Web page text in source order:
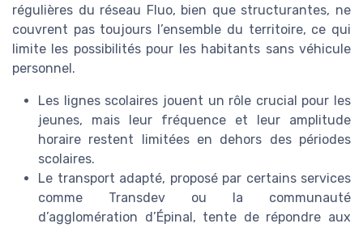
régulières du réseau Fluo, bien que structurantes, ne
couvrent pas toujours l’ensemble du territoire, ce qui
limite les possibilités pour les habitants sans véhicule
personnel.
Les lignes scolaires jouent un rôle crucial pour les
jeunes, mais leur fréquence et leur amplitude
horaire restent limitées en dehors des périodes
scolaires.
Le transport adapté, proposé par certains services
comme Transdev ou la communauté
d’agglomération d’Épinal, tente de répondre aux